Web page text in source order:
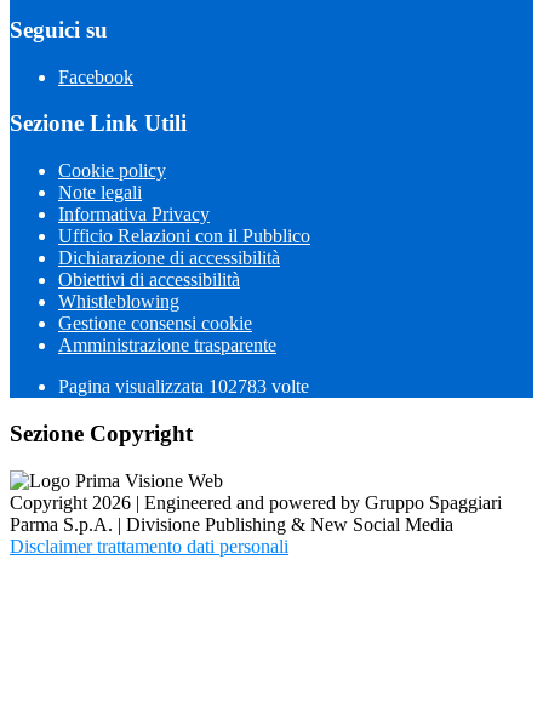
Seguici su
Facebook
Sezione Link Utili
Cookie policy
Note legali
Informativa Privacy
Ufficio Relazioni con il Pubblico
Dichiarazione di accessibilità
Obiettivi di accessibilità
Whistleblowing
Gestione consensi cookie
Amministrazione trasparente
Pagina visualizzata 102783 volte
Sezione Copyright
Copyright 2026 | Engineered and powered by Gruppo Spaggiari
Parma S.p.A. | Divisione Publishing & New Social Media
Disclaimer trattamento dati personali